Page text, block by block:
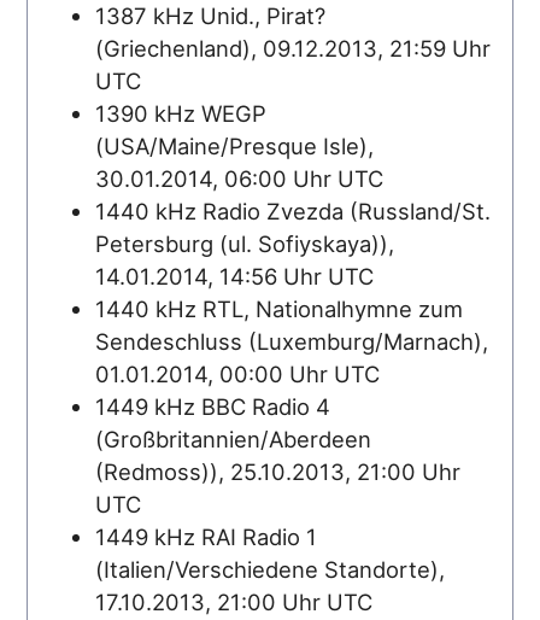
1387 kHz Unid., Pirat?
(Griechenland), 09.12.2013, 21:59 Uhr
UTC
1390 kHz WEGP
(USA/Maine/Presque Isle),
30.01.2014, 06:00 Uhr UTC
1440 kHz Radio Zvezda (Russland/St.
Petersburg (ul. Sofiyskaya)),
14.01.2014, 14:56 Uhr UTC
1440 kHz RTL, Nationalhymne zum
Sendeschluss (Luxemburg/Marnach),
01.01.2014, 00:00 Uhr UTC
1449 kHz BBC Radio 4
(Großbritannien/Aberdeen
(Redmoss)), 25.10.2013, 21:00 Uhr
UTC
1449 kHz RAI Radio 1
(Italien/Verschiedene Standorte),
17.10.2013, 21:00 Uhr UTC